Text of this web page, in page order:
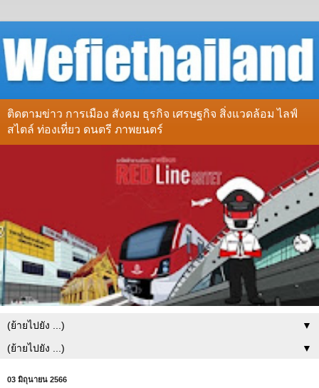
ติดตามข่าว การเมือง สังคม ธุรกิจ เศรษฐกิจ สิ่งแวดล้อม ไลฟ์
สไตล์ ท่องเที่ยว ดนตรี ภาพยนตร์
▼
▼
03 มิถุนายน 2566